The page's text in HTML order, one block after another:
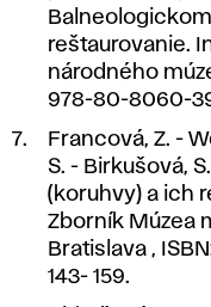
reštaurovanie.
národného
978-80-8060-
Francová, Z. -
S. - Birkušová, S.
(koruhvy) a ich
Zborník Múzea
Bratislava ,
143- 159.